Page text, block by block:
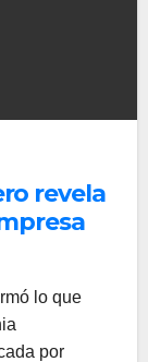
revela
lo que
por